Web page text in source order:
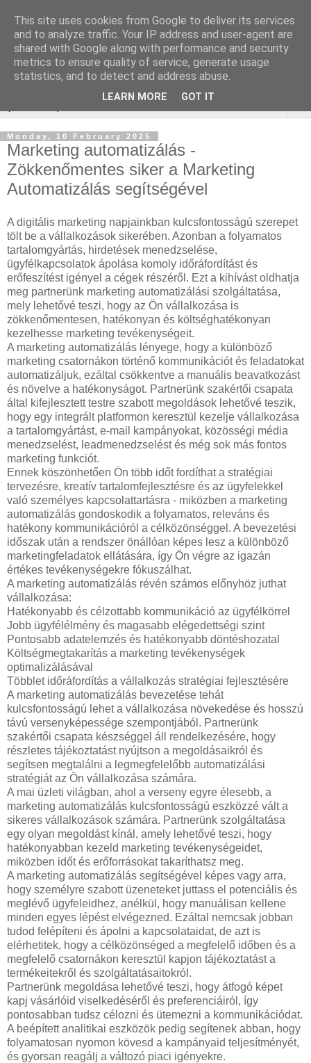
Online marketing - Teljes
körű marketing megoldások
Monday, 10 February 2025
Marketing automatizálás -
Zökkenőmentes siker a Marketing
Automatizálás segítségével
A digitális marketing napjainkban kulcsfontosságú szerepet
tölt be a vállalkozások sikerében. Azonban a folyamatos
tartalomgyártás, hirdetések menedzselése,
ügyfélkapcsolatok ápolása komoly időráfordítást és
erőfeszítést igényel a cégek részéről. Ezt a kihívást oldhatja
meg partnerünk marketing automatizálási szolgáltatása,
mely lehetővé teszi, hogy az Ön vállalkozása is
zökkenőmentesen, hatékonyan és költséghatékonyan
kezelhesse marketing tevékenységeit.
A marketing automatizálás lényege, hogy a különböző
marketing csatornákon történő kommunikációt és feladatokat
automatizáljuk, ezáltal csökkentve a manuális beavatkozást
és növelve a hatékonyságot. Partnerünk szakértői csapata
által kifejlesztett testre szabott megoldások lehetővé teszik,
hogy egy integrált platformon keresztül kezelje vállalkozása
a tartalomgyártást, e-mail kampányokat, közösségi média
menedzselést, leadmenedzselést és még sok más fontos
marketing funkciót.
Ennek köszönhetően Ön több időt fordíthat a stratégiai
tervezésre, kreatív tartalomfejlesztésre és az ügyfelekkel
való személyes kapcsolattartásra - miközben a marketing
automatizálás gondoskodik a folyamatos, releváns és
hatékony kommunikációról a célközönséggel. A bevezetési
időszak után a rendszer önállóan képes lesz a különböző
marketingfeladatok ellátására, így Ön végre az igazán
értékes tevékenységekre fókuszálhat.
A marketing automatizálás révén számos előnyhöz juthat
vállalkozása:
Hatékonyabb és célzottabb kommunikáció az ügyfélkörrel
Jobb ügyfélélmény és magasabb elégedettségi szint
Pontosabb adatelemzés és hatékonyabb döntéshozatal
Költségmegtakarítás a marketing tevékenységek
optimalizálásával
Többlet időráfordítás a vállalkozás stratégiai fejlesztésére
A marketing automatizálás bevezetése tehát
kulcsfontosságú lehet a vállalkozása növekedése és hosszú
távú versenyképessége szempontjából. Partnerünk
szakértői csapata készséggel áll rendelkezésére, hogy
részletes tájékoztatást nyújtson a megoldásaikról és
segítsen megtalálni a legmegfelelőbb automatizálási
stratégiát az Ön vállalkozása számára.
A mai üzleti világban, ahol a verseny egyre élesebb, a
marketing automatizálás kulcsfontosságú eszközzé vált a
sikeres vállalkozások számára. Partnerünk szolgáltatása
egy olyan megoldást kínál, amely lehetővé teszi, hogy
hatékonyabban kezeld marketing tevékenységeidet,
miközben időt és erőforrásokat takaríthatsz meg.
A marketing automatizálás segítségével képes vagy arra,
hogy személyre szabott üzeneteket juttass el potenciális és
meglévő ügyfeleidhez, anélkül, hogy manuálisan kellene
minden egyes lépést elvégezned. Ezáltal nemcsak jobban
tudod felépíteni és ápolni a kapcsolataidat, de azt is
elérhetitek, hogy a célközönséged a megfelelő időben és a
megfelelő csatornákon keresztül kapjon tájékoztatást a
termékeitekről és szolgáltatásaitokról.
Partnerünk megoldása lehetővé teszi, hogy átfogó képet
kapj vásárlóid viselkedéséről és preferenciáiról, így
pontosabban tudsz célozni és ütemezni a kommunikációdat.
A beépített analitikai eszközök pedig segítenek abban, hogy
folyamatosan nyomon kövesd a kampányaid teljesítményét,
és gyorsan reagálj a változó piaci igényekre.
This site uses cookies from Google to deliver its services
and to analyze traffic. Your IP address and user-agent are
shared with Google along with performance and security
metrics to ensure quality of service, generate usage
statistics, and to detect and address abuse.
LEARN MORE GOT IT